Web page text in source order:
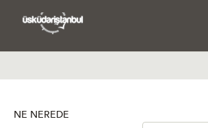
NE NEREDE